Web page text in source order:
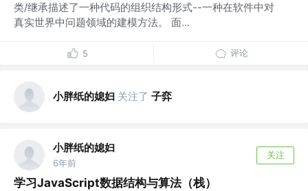
类/继承描述了一种代码的组织结构形式--一种在软件中对
真实世界中问题领域的建模方法。 面...
5 评论
小胖纸的媳妇 关注了 子弈
小胖纸的媳妇
6年前
关注
学习JavaScript数据结构与算法（栈）